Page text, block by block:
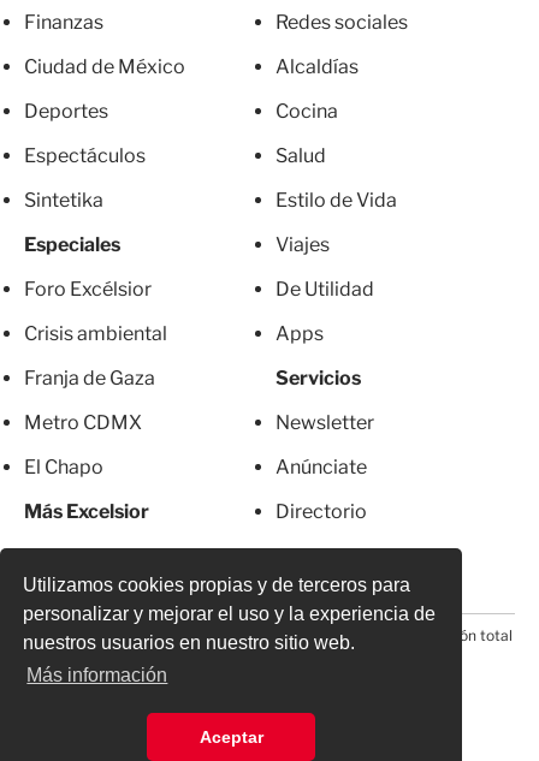
Utilizamos cookies propias y de terceros para
personalizar y mejorar el uso y la experiencia de
nuestros usuarios en nuestro sitio web.
Más información
Aceptar
Finanzas
Ciudad de México
Deportes
Espectáculos
Sintetika
Especiales
Foro Excélsior
Crisis ambiental
Franja de Gaza
Metro CDMX
El Chapo
Más Excelsior
Redes sociales
Alcaldías
Cocina
Salud
Estilo de Vida
Viajes
De Utilidad
Apps
Servicios
Newsletter
Anúnciate
Directorio
© 2026 Todos los derechos reservados. Prohibida la reproducción total
o parcial, incluyendo cualquier medio electrónico*